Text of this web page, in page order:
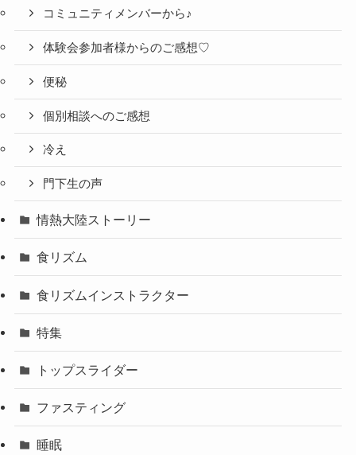
コミュニティメンバーから♪
体験会参加者様からのご感想♡
便秘
個別相談へのご感想
冷え
門下生の声
情熱大陸ストーリー
食リズム
食リズムインストラクター
特集
トップスライダー
ファスティング
睡眠